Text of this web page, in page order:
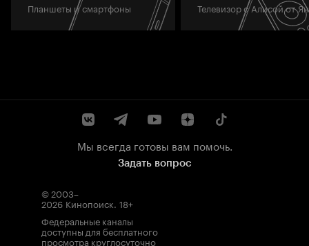
Планшеты и смартфоны Телевизор с Алисой от
Мы всегда готовы вам помочь.
Задать вопрос
© 2003–
2026 Кинопоиск. 18+
Федеральные каналы
доступны для бесплатного
просмотра круглосуточно